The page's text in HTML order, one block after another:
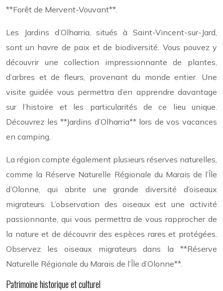
**Forêt de Mervent-Vouvant**.
Les Jardins d’Olharria, situés à Saint-Vincent-sur-Jard,
sont un havre de paix et de biodiversité. Vous pouvez y
découvrir une collection impressionnante de plantes,
d’arbres et de fleurs, provenant du monde entier. Une
visite guidée vous permettra d’en apprendre davantage
sur l’histoire et les particularités de ce lieu unique.
Découvrez les **Jardins d’Olharria** lors de vos vacances
en camping.
La région compte également plusieurs réserves naturelles,
comme la Réserve Naturelle Régionale du Marais de l’Île
d’Olonne, qui abrite une grande diversité d’oiseaux
migrateurs. L’observation des oiseaux est une activité
passionnante, qui vous permettra de vous rapprocher de
la nature et de découvrir des espèces rares et protégées.
Observez les oiseaux migrateurs dans la **Réserve
Naturelle Régionale du Marais de l’Île d’Olonne**.
Patrimoine historique et culturel